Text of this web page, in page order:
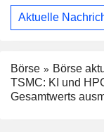
Aktuelle
Börse
Börse
TSMC: KI und
Gesamtwerts